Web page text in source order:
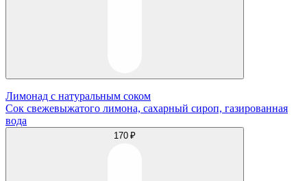
Лимонад с натуральным соком
Сок свежевыжатого лимона, сахарный сироп, газированная
вода
170 ₽